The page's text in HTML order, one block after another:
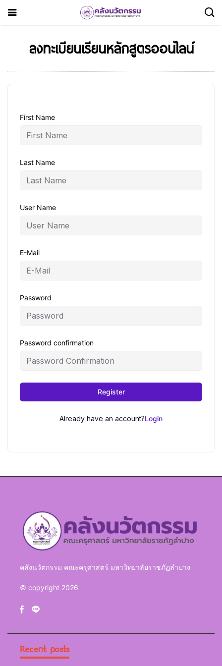
ลงทะเบียนเรียนหลักสูตรออนไลน์
First Name
Last Name
User Name
E-Mail
Password
Password confirmation
Register
Already have an account?Login
คลังนวัตกรรม คณะครุศาสตร์ มหาวิทยาลัยราชภัฏลำปาง
© copyright 2026
Recent posts